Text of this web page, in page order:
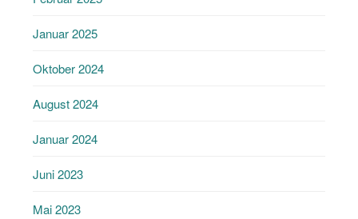
Januar 2025
Oktober 2024
August 2024
Januar 2024
Juni 2023
Mai 2023